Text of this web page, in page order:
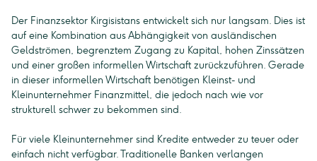
Der Finanzsektor Kirgisistans entwickelt sich nur langsam. Dies ist
auf eine Kombination aus Abhängigkeit von ausländischen
Geldströmen, begrenztem Zugang zu Kapital, hohen Zinssätzen
und einer großen informellen Wirtschaft zurückzuführen. Gerade
in dieser informellen Wirtschaft benötigen Kleinst- und
Kleinunternehmer Finanzmittel, die jedoch nach wie vor
strukturell schwer zu bekommen sind.
Für viele Kleinunternehmer sind Kredite entweder zu teuer oder
einfach nicht verfügbar. Traditionelle Banken verlangen